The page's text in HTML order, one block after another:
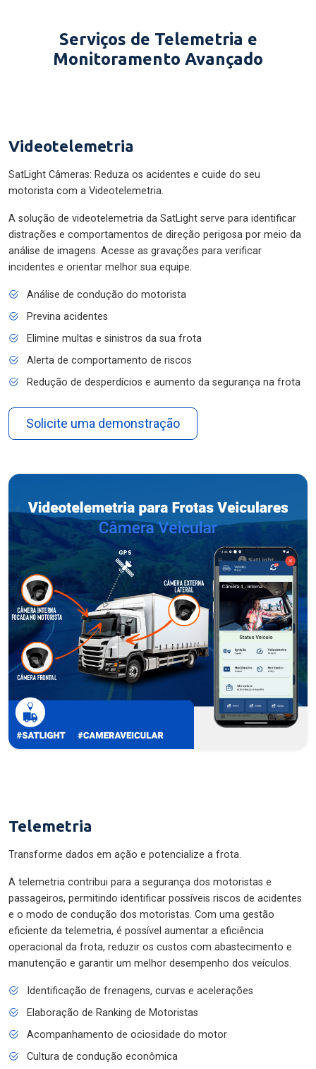
Serviços de Telemetria e
Monitoramento Avançado
Videotelemetria
SatLight Câmeras: Reduza os acidentes e cuide do seu
motorista com a Videotelemetria.
A solução de videotelemetria da SatLight serve para identificar
distrações e comportamentos de direção perigosa por meio da
análise de imagens. Acesse as gravações para verificar
incidentes e orientar melhor sua equipe.
Análise de condução do motorista
Previna acidentes
Elimine multas e sinistros da sua frota
Alerta de comportamento de riscos
Redução de desperdícios e aumento da segurança na frota
Solicite uma demonstração
Telemetria
Transforme dados em ação e potencialize a frota.
A telemetria contribui para a segurança dos motoristas e
passageiros, permitindo identificar possíveis riscos de acidentes
e o modo de condução dos motoristas. Com uma gestão
eficiente da telemetria, é possível aumentar a eficiência
operacional da frota, reduzir os custos com abastecimento e
manutenção e garantir um melhor desempenho dos veículos.
Identificação de frenagens, curvas e acelerações
Elaboração de Ranking de Motoristas
Acompanhamento de ociosidade do motor
Cultura de condução econômica